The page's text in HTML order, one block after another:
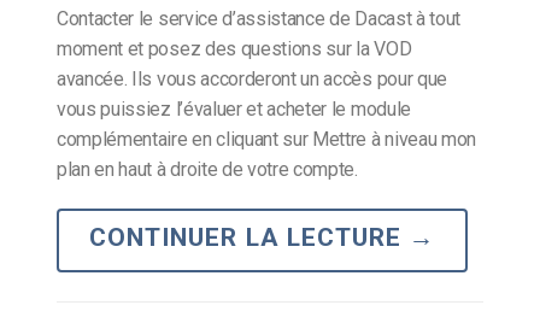
Contacter le service d’assistance de Dacast à tout
moment et posez des questions sur la VOD
avancée. Ils vous accorderont un accès pour que
vous puissiez l’évaluer et acheter le module
complémentaire en cliquant sur Mettre à niveau mon
plan en haut à droite de votre compte.
CONTINUER LA LECTURE →